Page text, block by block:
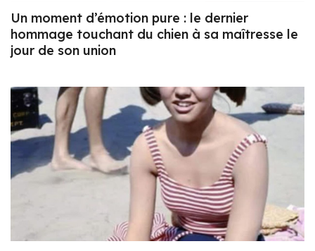
Un moment d’émotion pure : le dernier
hommage touchant du chien à sa maîtresse le
jour de son union